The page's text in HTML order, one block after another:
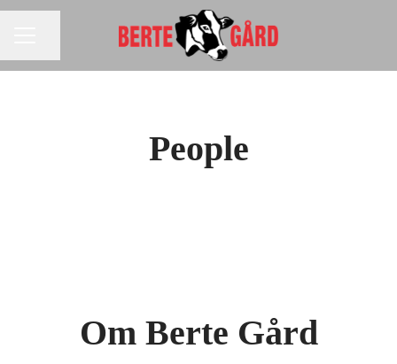
People
Om Berte Gård